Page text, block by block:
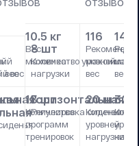
вес
вес
8 шт
Количество уровней
нагрузки
Горизонтальная
Регулировка сиденья
10.5 кг
Вес
маховика
116
вес
18 шт
Количество
программ
тренировок
20 шт
Количество
уровней
нагрузки
140
вес
32